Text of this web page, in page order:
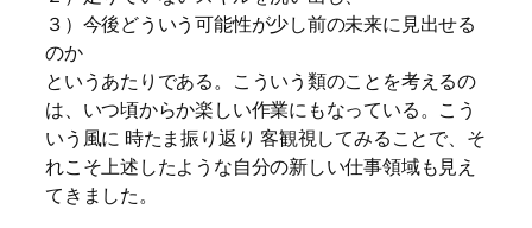
３）今後どういう可能性が少し前の未来に見出せる
のか
というあたりである。こういう類のことを考えるの
は、いつ頃からか楽しい作業にもなっている。こう
いう風に 時たま振り返り 客観視してみることで、そ
れこそ上述したような自分の新しい仕事領域も見え
てきました。